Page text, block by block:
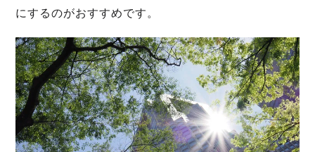
にするのがおすすめです。